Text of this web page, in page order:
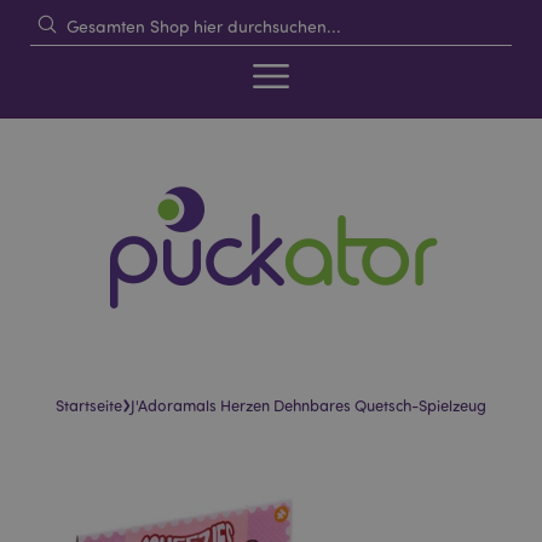
Startseite›J'Adoramals Herzen Dehnbares Quetsch-Spielzeug